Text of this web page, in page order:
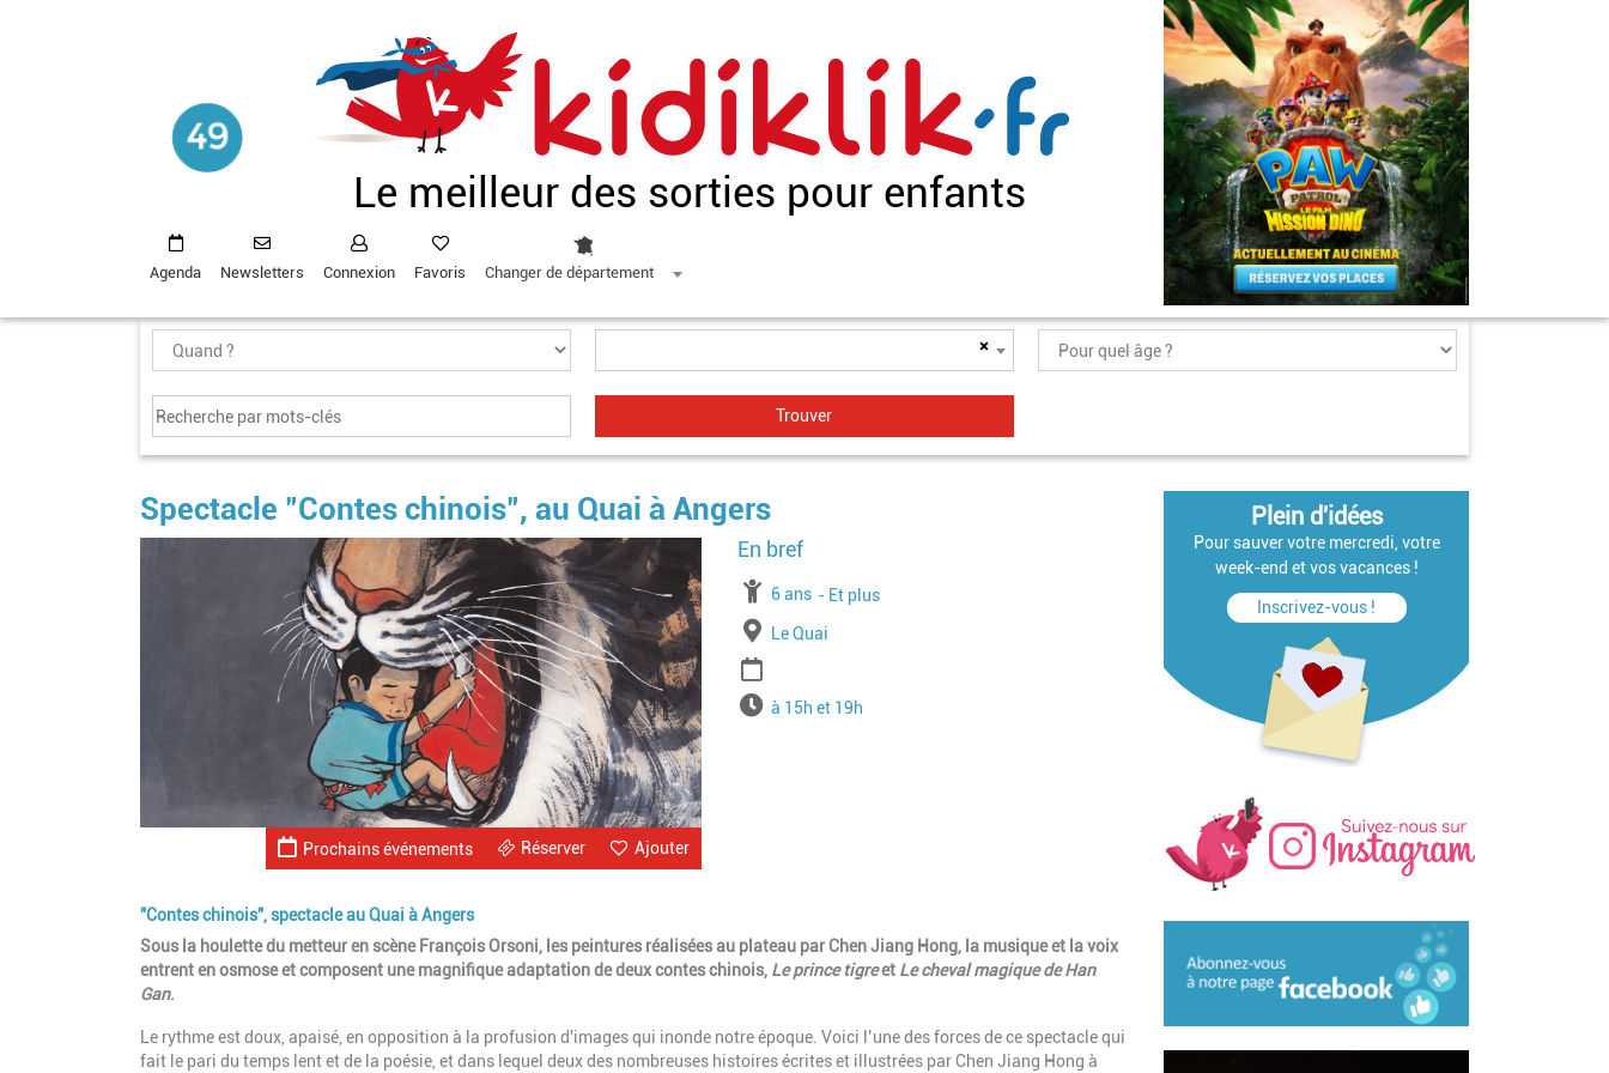
Le meilleur des sorties pour enfants
Agenda Newsletters Connexion Favoris Changer de département
×
Spectacle "Contes chinois", au Quai à Angers
Image
Ajouter
Réserver
Prochains événements
À partir de
6 ans Jusqu'à l'age de
Et plus
Lieu
Le Quai
Horairesà 15h et 19h
"Contes chinois", spectacle au Quai à Angers
Sous la houlette du metteur en scène François Orsoni, les peintures réalisées au plateau par Chen Jiang Hong, la musique et la voix
entrent en osmose et composent une magnifique adaptation de deux contes chinois, Le prince tigreet Le cheval magique de Han
Gan.
Le rythme est doux, apaisé, en opposition à la profusion d'images qui inonde notre époque. Voici l’une des forces de ce spectacle qui
fait le pari du temps lent et de la poésie, et dans lequel deux des nombreuses histoires écrites et illustrées par Chen Jiang Hong à
Plein d'idées
Pour sauver votre mercredi, votre
week-end et vos vacances !
Inscrivez-vous !